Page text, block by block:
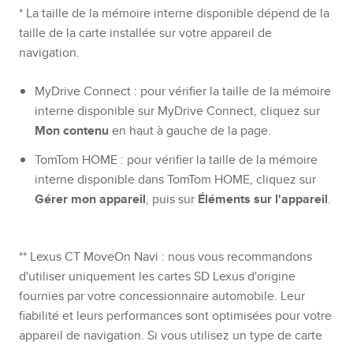
* La taille de la mémoire interne disponible dépend de la
taille de la carte installée sur votre appareil de
navigation.
MyDrive Connect : pour vérifier la taille de la mémoire
interne disponible sur MyDrive Connect, cliquez sur
Mon contenuen haut à gauche de la page.
TomTom HOME : pour vérifier la taille de la mémoire
interne disponible dans TomTom HOME, cliquez sur
Gérer mon appareil, puis sur Éléments sur l'appareil.
** Lexus CT MoveOn Navi : nous vous recommandons
d'utiliser uniquement les cartes SD Lexus d'origine
fournies par votre concessionnaire automobile. Leur
fiabilité et leurs performances sont optimisées pour votre
appareil de navigation. Si vous utilisez un type de carte